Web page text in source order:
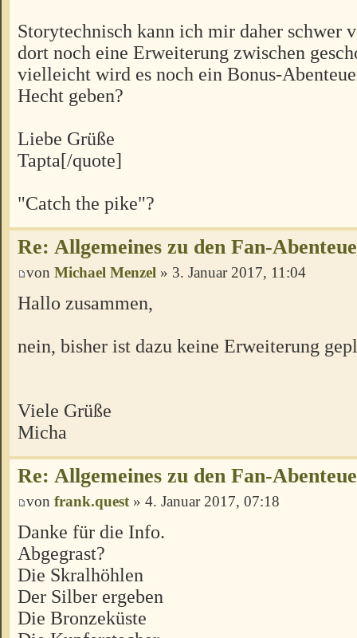
Storytechnisch kann ich mir daher schwer
dort noch eine Erweiterung zwischen
vielleicht wird es noch ein Bonus-
Hecht geben?
Liebe Grüße
Tapta[/quote]
"Catch the pike"?
Re: Allgemeines zu den Fan-
von Michael Menzel » 3. Januar 2017, 11:04
Hallo zusammen,
nein, bisher ist dazu keine Erweiterung
Viele Grüße
Micha
Re: Allgemeines zu den Fan-
von frank.quest » 4. Januar 2017, 07:18
Danke für die Info.
Abgegrast?
Die Skralhöhlen
Der Silber ergeben
Die Bronzeküste